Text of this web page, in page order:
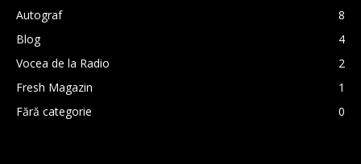
Autograf
8
Blog
4
Vocea de la Radio
2
Fresh Magazin
1
Fără categorie
0